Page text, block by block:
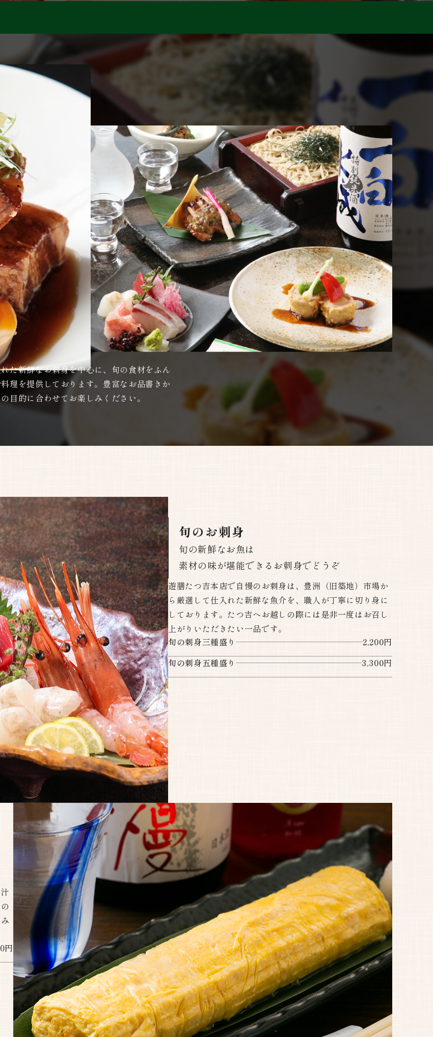
た新鮮なお刺身を中心に、旬の食材をふん
理を提供しております。豊富なお品書きか
目的に合わせてお楽しみください。
旬のお刺身
旬の新鮮なお魚は
素材の味が堪能できるお刺身でどうぞ
遊膳たつ吉本店で自慢のお刺身は、豊洲（旧築地）市場か
ら厳選して仕入れた新鮮な魚介を、職人が丁寧に切り身に
しております。たつ吉へお越しの際には是非一度はお召し
上がりいただきたい一品です。
旬の刺身三種盛り
2,200円
旬の刺身五種盛り
3,300円
円